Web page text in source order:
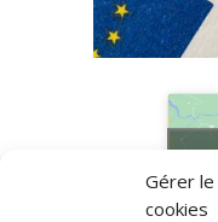
Gérer
cookies